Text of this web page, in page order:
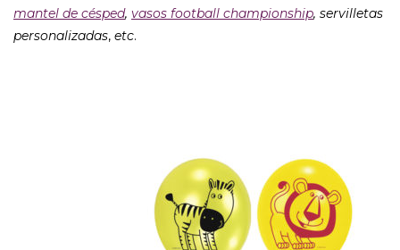
mantel de césped, vasos football championship, servilletas
personalizadas, etc.